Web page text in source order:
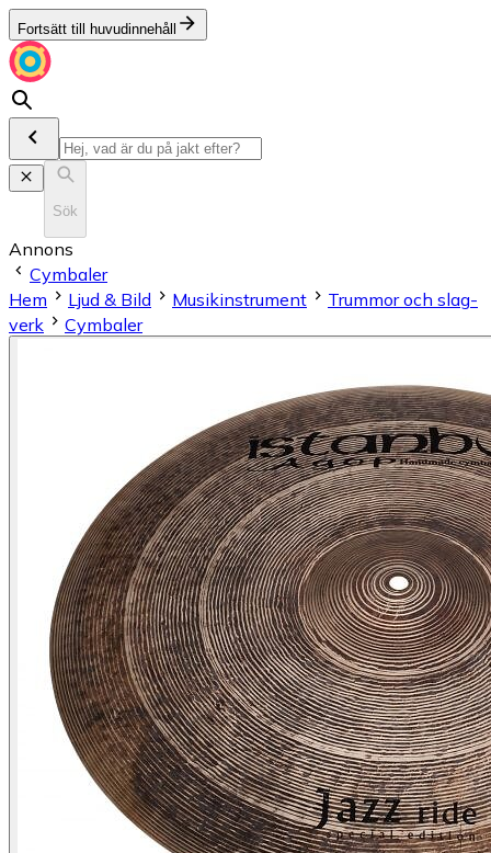
Fortsätt till huvudinnehåll
Sök
Annons
Cymbaler
Hem
Ljud & Bild Musikinstrument
Trum­mor och slag­
verk
Cymbaler